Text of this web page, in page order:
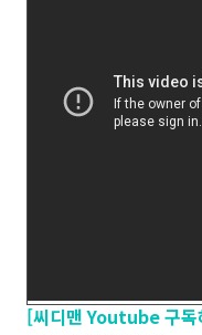
[씨디맨 Youtube 구독